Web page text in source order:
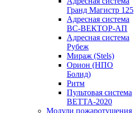
Гранд Магистр 125
Адресная система
ВС-ВЕКТОР-АП
Адресная система
Рубеж
Мираж (Stels)
Орион (НПО
Болид)
Ритм
Пультовая система
ВЕТТА-2020
Модули пожаротушения